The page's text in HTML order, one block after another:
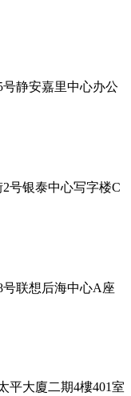
静安嘉里中心办公
号银泰中心写字楼C
联想后海中心A座
平大廈二期4樓401室